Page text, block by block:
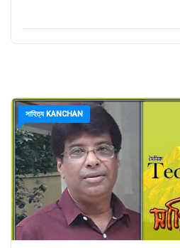
সাহিত্য KANCHAN